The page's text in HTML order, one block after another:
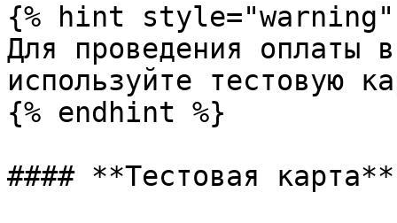
{% hint style="warning"
Для проведения оплаты
используйте тестовую
{% endhint %}
#### **Тестовая карта**